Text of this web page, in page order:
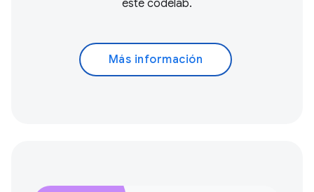
este codelab.
Más información